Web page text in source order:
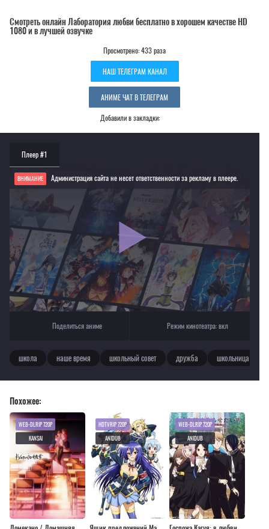
Смотреть онлайн Лаборатория любви бесплатно в хорошем качестве HD
1080 и в лучшей озвучке
Просмотрено: 433 раза
НАШ ТЕЛЕГРАМ КАНАЛ
АНИМЕ ЧАТ В ТЕЛЕГРАМ
Добавили в закладки:
Плеер #1
ВНИМАНИЕ Администрация сайта не несет ответственности за рекламу в плеере.
Если видео не работает, обновите страницу или выберите другой плеер!
Для просмотра некоторых аниме необходимо установить VPN
Текущее воспроизведение：Лаборатория любви
Поделиться аниме Режим кинотеатра:вкл
школа наше время школьный совет дружба школьница
Похожее:
WEB-DLRIP 720P
KANSAI
HDTVRIP 720P
ANIDUB
WEB-DLRIP 720P
ANIDUB